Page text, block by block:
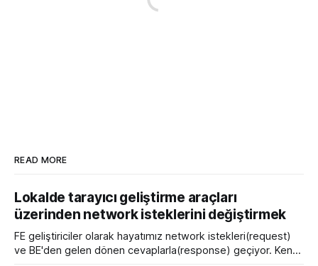
READ MORE
Lokalde tarayıcı geliştirme araçları
üzerinden network isteklerini değiştirmek
FE geliştiriciler olarak hayatımız network istekleri(request)
ve BE'den gelen dönen cevaplarla(response) geçiyor. Kendi